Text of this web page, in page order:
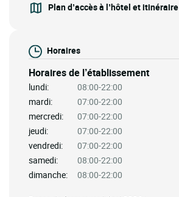
Plan d’accès à l’hôtel et itinéraire
Horaires
Horaires de l’établissement
lundi:
08:00-22:00
mardi:
07:00-22:00
mercredi:
07:00-22:00
jeudi:
07:00-22:00
vendredi:
07:00-22:00
samedi:
08:00-22:00
dimanche:
08:00-22:00